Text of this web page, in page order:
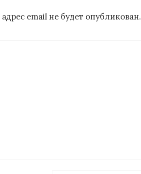
email не будет опубликован.